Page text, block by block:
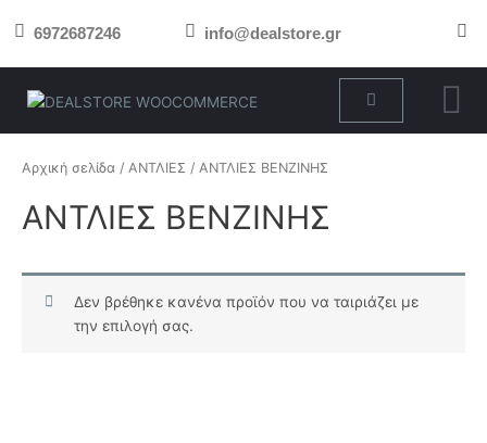
στο 6972687246 info@dealstore.gr
Cart
Αρχική σελίδα / ΑΝΤΛΙΕΣ / ΑΝΤΛΙΕΣ ΒΕΝΖΙΝΗΣ
ΑΝΤΛΙΕΣ ΒΕΝΖΙΝΗΣ
Δεν βρέθηκε κανένα προϊόν που να ταιριάζει με
την επιλογή σας.